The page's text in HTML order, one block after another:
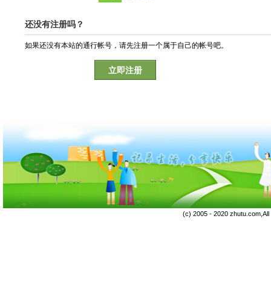
还没有注册吗？
如果还没有本站的通行帐号，请先注册一个属于自己的帐号吧。
立即注册
(c) 2005 - 2020